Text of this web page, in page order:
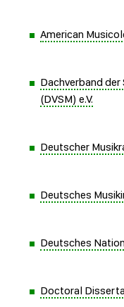
American
Dachverband
(DVSM) e.V.
Deutscher
Deutsches
Deutsches
Doctoral